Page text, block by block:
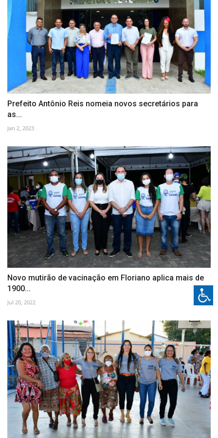
Prefeito Antônio Reis nomeia novos secretários para
as...
Jan 2, 2023
Novo mutirão de vacinação em Floriano aplica mais de
1900...
Jul 20, 2022